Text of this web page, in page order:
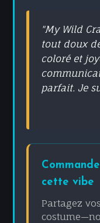
"My Wild
tout doux
coloré et
parfait. Je
cette vibe
Partagez